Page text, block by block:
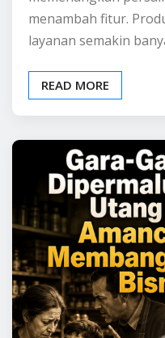
Pulaugaram Media
memenangkan
menambah fitur.
layanan semakin
READ MORE